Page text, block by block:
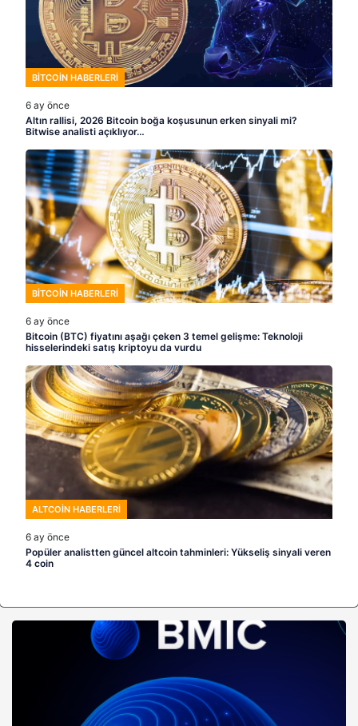
BITCOIN HABERLERI
6 ay önce
Altın rallisi, 2026 Bitcoin boğa koşusunun erken sinyali mi?
Bitwise analisti açıklıyor…
BITCOIN HABERLERI
6 ay önce
Bitcoin (BTC) fiyatını aşağı çeken 3 temel gelişme: Teknoloji
hisselerindeki satış kriptoyu da vurdu
ALTCOIN HABERLERI
6 ay önce
Popüler analistten güncel altcoin tahminleri: Yükseliş sinyali veren
4 coin